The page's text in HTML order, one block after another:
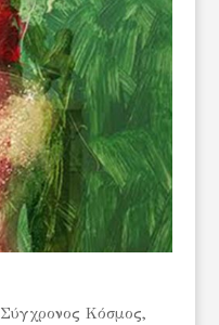
Σύγχρονος Κόσμος,